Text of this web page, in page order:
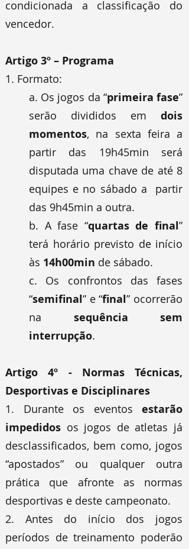
condicionada a classificação do
vencedor.
Artigo 3º – Programa
1. Formato:
a. Os jogos da “primeira fase”
serão divididos em dois
momentos, na sexta feira a
partir das 19h45min será
disputada uma chave de até 8
equipes e no sábado a partir
das 9h45min a outra.
b. A fase “quartas de final”
terá horário previsto de início
às 14h00min de sábado.
c. Os confrontos das fases
“semifinal” e “final” ocorrerão
na sequência sem
interrupção.
Artigo 4º - Normas Técnicas,
Desportivas e Disciplinares
1. Durante os eventos estarão
impedidos os jogos de atletas já
desclassificados, bem como, jogos
“apostados” ou qualquer outra
prática que afronte as normas
desportivas e deste campeonato.
2. Antes do início dos jogos
períodos de treinamento poderão